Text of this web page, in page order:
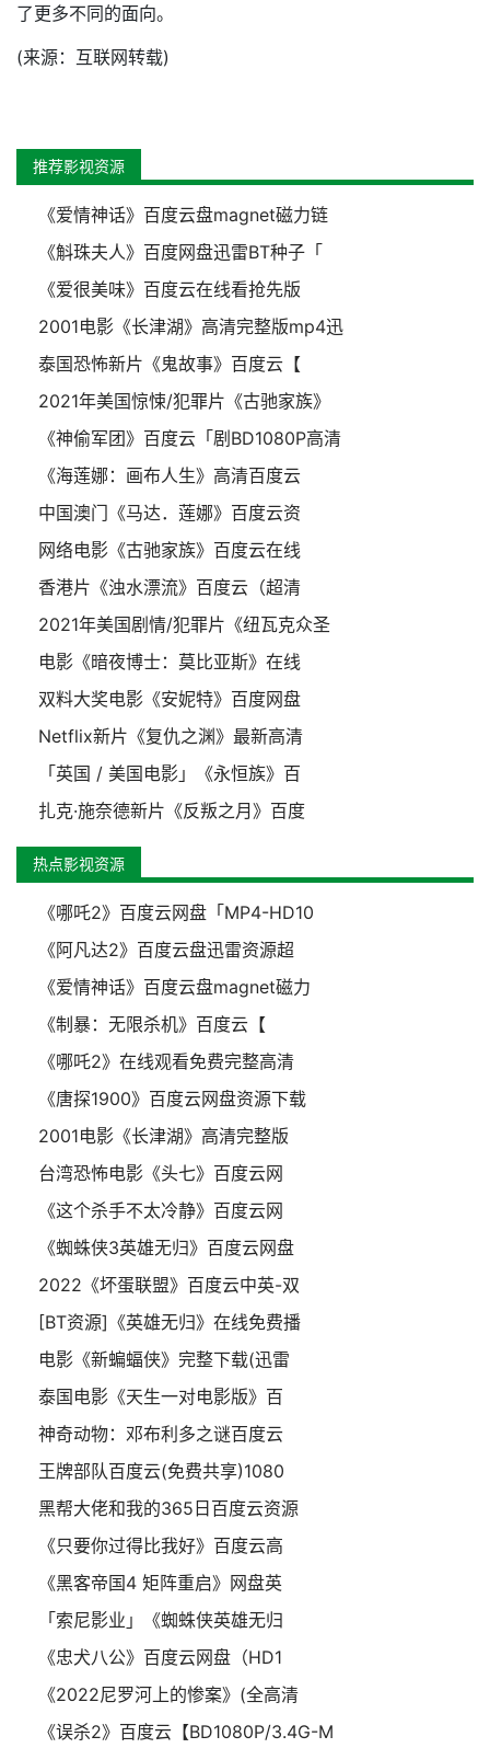
了更多不同的面向。
(来源：互联网转载)
推荐影视资源
《爱情神话》百度云盘magnet磁力链
《斛珠夫人》百度网盘迅雷BT种子「
《爱很美味》百度云在线看抢先版
2001电影《长津湖》高清完整版mp4迅
泰国恐怖新片《鬼故事》百度云【
2021年美国惊悚/犯罪片《古驰家族》
《神偷军团》百度云「剧BD1080P高清
《海莲娜：画布人生》高清百度云
中国澳门《马达．莲娜》百度云资
网络电影《古驰家族》百度云在线
香港片《浊水漂流》百度云（超清
2021年美国剧情/犯罪片《纽瓦克众圣
电影《暗夜博士：莫比亚斯》在线
双料大奖电影《安妮特》百度网盘
Netflix新片《复仇之渊》最新高清
「英国 / 美国电影」《永恒族》百
扎克·施奈德新片《反叛之月》百度
热点影视资源
《哪吒2》百度云网盘「MP4-HD10
《阿凡达2》百度云盘迅雷资源超
《爱情神话》百度云盘magnet磁力
《制暴：无限杀机》百度云【
《哪吒2》在线观看免费完整高清
《唐探1900》百度云网盘资源下载
2001电影《长津湖》高清完整版
台湾恐怖电影《头七》百度云网
《这个杀手不太冷静》百度云网
《蜘蛛侠3英雄无归》百度云网盘
2022《坏蛋联盟》百度云中英-双
[BT资源]《英雄无归》在线免费播
电影《新蝙蝠侠》完整下载(迅雷
泰国电影《天生一对电影版》百
神奇动物：邓布利多之谜百度云
王牌部队百度云(免费共享)1080
黑帮大佬和我的365日百度云资源
《只要你过得比我好》百度云高
《黑客帝国4 矩阵重启》网盘英
「索尼影业」《蜘蛛侠英雄无归
《忠犬八公》百度云网盘（HD1
《2022尼罗河上的惨案》(全高清
《误杀2》百度云【BD1080P/3.4G-M